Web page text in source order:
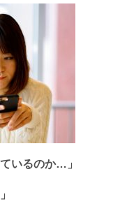
いるのか…」